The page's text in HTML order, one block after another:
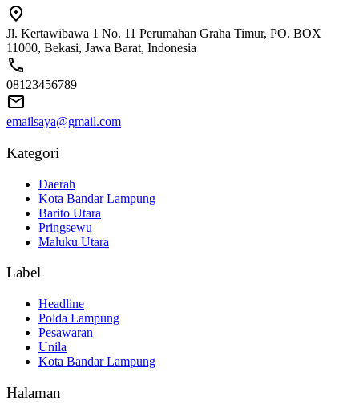
Jl. Kertawibawa 1 No. 11 Perumahan Graha Timur, PO. BOX
11000, Bekasi, Jawa Barat, Indonesia
08123456789
emailsaya@gmail.com
Kategori
Daerah
Kota Bandar Lampung
Barito Utara
Pringsewu
Maluku Utara
Label
Headline
Polda Lampung
Pesawaran
Unila
Kota Bandar Lampung
Halaman